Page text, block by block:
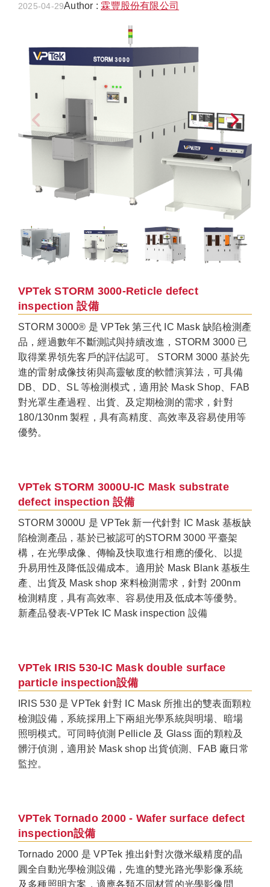
2025-04-29Author : 霖豐股份有限公司
VPTek STORM 3000-Reticle defect
inspection 設備
STORM 3000® 是 VPTek 第三代 IC Mask 缺陷檢測產
品，經過數年不斷測試與持續改進，STORM 3000 已
取得業界領先客戶的評估認可。 STORM 3000 基於先
進的雷射成像技術與高靈敏度的軟體演算法，可具備
DB、DD、SL 等檢測模式，適用於 Mask Shop、FAB
對光罩生產過程、出貨、及定期檢測的需求，針對
180/130nm 製程，具有高精度、高效率及容易使用等
優勢。
VPTek STORM 3000U-IC Mask substrate
defect inspection 設備
STORM 3000U 是 VPTek 新一代針對 IC Mask 基板缺
陷檢測產品，基於已被認可的STORM 3000 平臺架
構，在光學成像、傳輸及快取進行相應的優化、以提
升易用性及降低設備成本。適用於 Mask Blank 基板生
產、出貨及 Mask shop 來料檢測需求，針對 200nm
檢測精度，具有高效率、容易使用及低成本等優勢。
新產品發表-VPTek IC Mask inspection 設備
VPTek IRIS 530-IC Mask double surface
particle inspection設備
IRIS 530 是 VPTek 針對 IC Mask 所推出的雙表面顆粒
檢測設備，系統採用上下兩組光學系統與明場、暗場
照明模式。可同時偵測 Pellicle 及 Glass 面的顆粒及
髒汙偵測，適用於 Mask shop 出貨偵測、FAB 廠日常
監控。
VPTek Tornado 2000 - Wafer surface defect
inspection設備
Tornado 2000 是 VPTek 推出針對次微米級精度的晶
圓全自動光學檢測設備，先進的雙光路光學影像系統
及多種照明方案，適應各類不同材質的光學影像問